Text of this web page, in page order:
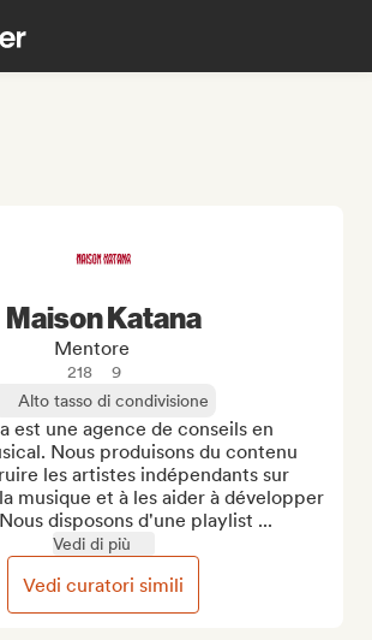
Maison Katana
Mentore
218
9
Alto tasso di condivisione
est une agence de conseils en
Nous produisons du contenu
les artistes indépendants sur
musique et à les aider à développer
disposons d'une playlist ...
Vedi di più
Vedi curatori simili